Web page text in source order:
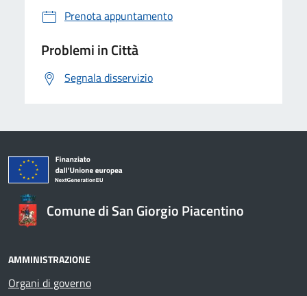
Prenota appuntamento
Problemi in Città
Segnala disservizio
Comune di San Giorgio Piacentino
AMMINISTRAZIONE
Organi di governo